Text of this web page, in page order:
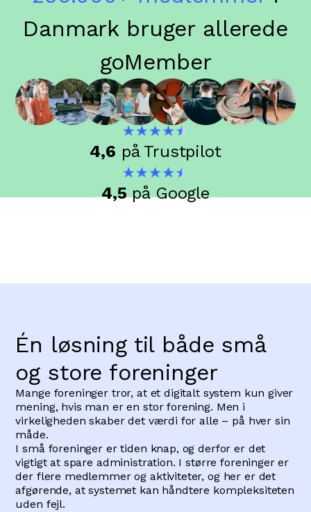
Danmark bruger allerede
goMember
4,6 på Trustpilot
4,5på Google
Én løsning til både små
og store foreninger
Mange foreninger tror, at et digitalt system kun giver
mening, hvis man er en stor forening. Men i
virkeligheden skaber det værdi for alle – på hver sin
måde.
I små foreninger er tiden knap, og derfor er det
vigtigt at spare administration. I større foreninger er
der flere medlemmer og aktiviteter, og her er det
afgørende, at systemet kan håndtere kompleksiteten
uden fejl.